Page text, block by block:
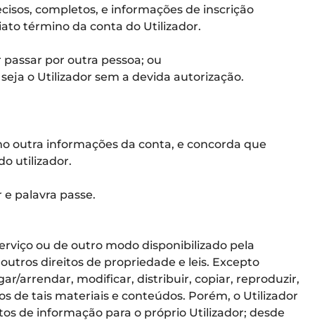
completos, e informações de inscrição
término da conta do Utilizador.
por outra pessoa; ou
o Utilizador sem a devida autorização.
outra informações da conta, e concorda que
utilizador.
palavra passe.
ou de outro modo disponibilizado pela
direitos de propriedade e leis. Excepto
arrendar, modificar, distribuir, copiar, reproduzir,
de tais materiais e conteúdos. Porém, o Utilizador
de informação para o próprio Utilizador; desde